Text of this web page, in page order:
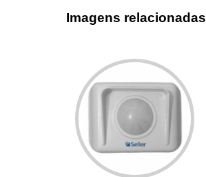
Imagens relacionadas